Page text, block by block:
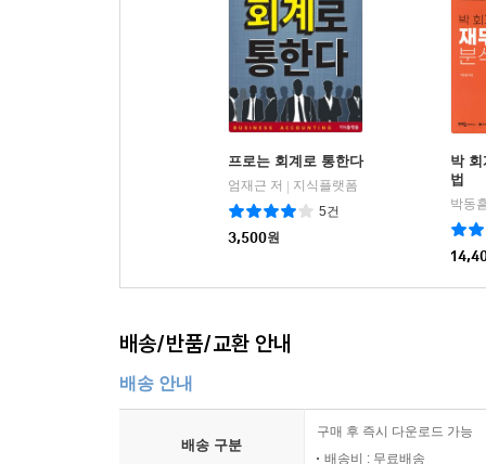
프로는 회계로 통한다
엄재근 저
지식플랫폼
5건
3,500원
박
법
박동
배송/반품/교환 안내
배송 안내
배송 구분
구매 후 즉시 다운로드 가능
배송비 : 무료배송